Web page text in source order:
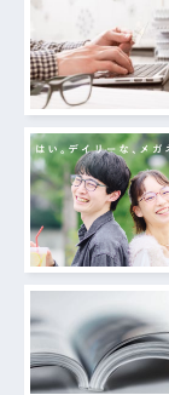
こ